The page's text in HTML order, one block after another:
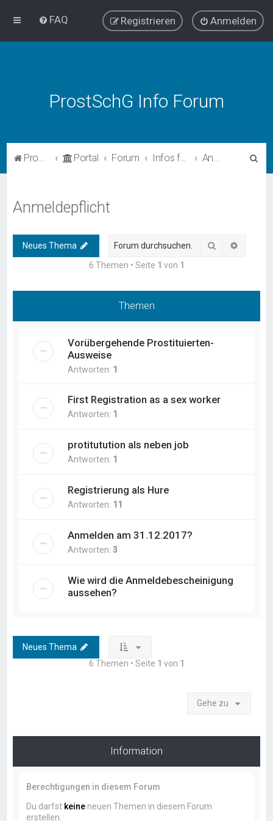
FAQ Anmelden
Registrieren
ProstSchG Info Forum
ProstSchG Portal Forum Infos für Sexarbeiter*innen Anmeldepflicht
Anmeldepflicht
Neues Thema Suche
6 Themen • Seite 1 von 1
Themen
Vorübergehende Prostituierten-
Ausweise
Antworten: 1
First Registration as a sex worker
Antworten: 1
protitutution als neben job
Antworten: 1
Registrierung als Hure
Antworten: 11
Anmelden am 31.12.2017?
Antworten:3
Wie wird die Anmeldebescheinigung
aussehen?
Neues Thema
6 Themen • Seite 1 von 1
Gehe zu
Information
Berechtigungen in diesem Forum
Du darfst keine neuen Themen in diesem Forum
erstellen.